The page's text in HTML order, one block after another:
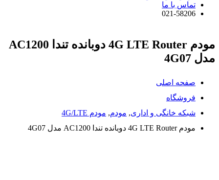
تماس با ما
021-58206
مودم 4G LTE Router دوبانده تندا AC1200
مدل 4G07
صفحه اصلی
فروشگاه
شبکه خانگی و اداری, مودم, مودم 4G/LTE
مودم 4G LTE Router دوبانده تندا AC1200 مدل 4G07